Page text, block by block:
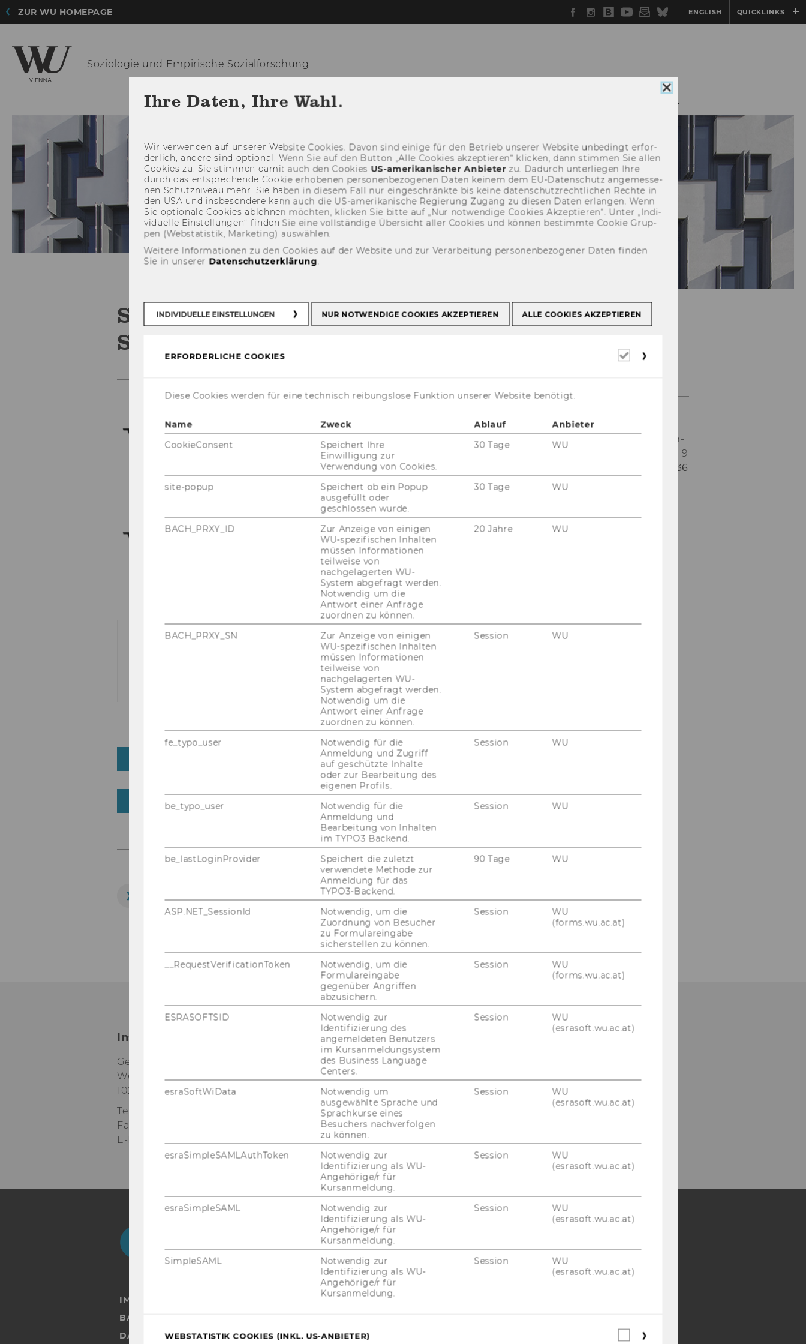
ZUR WU HOMEPAGE Facebook
Instagram
WU
Blog
YouTube
Newsletter
BlueskyENGLISH QUICKLINKS
Soziologie und Empirische Sozialforschung
Soziologie und Empirische
Sozialforschung
Artikel in "Trends in Organized
Crime" veröffentlicht
von Mero­pi Tzane­ta­kis
Illegale Märkte im Darknet:
Drogenerwerb per Mausklick
Mero­pi Tzane­ta­kis im In­ter­view mit FWF
Wis­sen­schafts­ma­ga­zin Sci­log
12. Jänner 2026
Call for Papers
For the 17th Eu­ropean So­cio­lo­gi­cal As­so­cia­
ti­on (ESA) Con­fe­rence
AUS­SCHREI­BUN­GEN
News
WÄHREND DES
Das In­sti­tut ist von Mon­
tag bis Don­ners­tag von 9
+43 1 31336
4762, 4433
Institut für Soziologie und Empirische Sozialforschung
Gebäude D4, 3. Stock
Welthandelsplatz 1
1020
Wien
Tel:
Fax
E-Mail:
NewsletterBluesky
IMPRESSUM
BARRIEREFREIHEITSERKLÄRUNG WEBSEITE
DATENSCHUTZERKLÄRUNG
EQUIS
Cookie
Consent
schließen
Ihre Daten, Ihre Wahl.
Wir ver­wen­den auf un­se­rer Web­site Coo­kies. Davon sind ei­ni­ge für den Be­trieb un­se­rer Web­site un­be­dingt er­for­
der­lich, an­de­re sind op­tio­nal. Wenn Sie auf den But­ton „Alle Coo­kies ak­zep­tie­ren“ kli­cken, dann stim­men Sie allen
Coo­kies zu. Sie stim­men damit auch den Coo­kies US-​amerikanischer An­bie­terzu. Da­durch un­ter­lie­gen Ihre
durch das ent­spre­chen­de Coo­kie er­ho­be­nen per­so­nen­be­zo­ge­nen Daten kei­nem dem EU-​Datenschutz an­ge­mes­se­
nen Schutz­ni­veau mehr. Sie haben in die­sem Fall nur ein­ge­schränk­te bis keine da­ten­schutz­recht­li­chen Rech­te in
den USA und ins­be­son­de­re kann auch die US-​amerikanische Re­gie­rung Zu­gang zu die­sen Daten er­lan­gen. Wenn
Sie op­tio­na­le Coo­kies ab­leh­nen möch­ten, kli­cken Sie bitte auf „Nur not­wen­di­ge Coo­kies Ak­zep­tie­ren“. Unter „In­di­
vi­du­el­le Ein­stel­lun­gen“ fin­den Sie eine voll­stän­di­ge Über­sicht aller Coo­kies und kön­nen be­stimm­te Coo­kie Grup­
pen (Web­sta­tis­tik, Mar­ke­ting) aus­wäh­len.
Weitere Informationen zu den Cookies auf der Website und zur Verarbeitung personenbezogener Daten finden
Sie in unserer Datenschutzerklärung.
INDIVIDUELLE EINSTELLUNGEN NUR NOTWENDIGE COOKIES AKZEPTIEREN ALLE COOKIES AKZEPTIEREN
ERFORDERLICHE COOKIES
Erforderliche
Diese Cookies werden für eine technisch reibungslose Funktion unserer Website benötigt.
Name Zweck Ablauf
Anbieter
CookieConsent
Speichert Ihre
Einwilligung zur
Verwendung von Cookies.
30 Tage WU
site-popup
Speichert ob ein Popup
ausgefüllt oder
geschlossen wurde.
30 Tage WU
BACH_PRXY_ID
Zur Anzeige von einigen
WU-spezifischen Inhalten
müssen Informationen
teilweise von
nachgelagerten WU-
System abgefragt werden.
Notwendig um die
Antwort einer Anfrage
zuordnen zu können.
20 Jahre WU
BACH_PRXY_SN
Zur Anzeige von einigen
WU-spezifischen Inhalten
müssen Informationen
teilweise von
nachgelagerten WU-
System abgefragt werden.
Notwendig um die
Antwort einer Anfrage
zuordnen zu können.
Session WU
fe_typo_user
Notwendig für die
Anmeldung und Zugriff
auf geschützte Inhalte
oder zur Bearbeitung des
eigenen Profils.
Session WU
be_typo_user
Notwendig für die
Anmeldung und
Bearbeitung von Inhalten
im TYPO3 Backend.
Session WU
be_lastLoginProvider
Speichert die zuletzt
verwendete Methode zur
Anmeldung für das
TYPO3-Backend.
90 Tage WU
ASP.NET_SessionId
Notwendig, um die
Zuordnung von Besucher
zu Formulareingabe
sicherstellen zu können.
Session
WU
(forms.wu.ac.at)
__RequestVerificationToken
Notwendig, um die
Formulareingabe
gegenüber Angriffen
abzusichern.
Session
WU
(forms.wu.ac.at)
ESRASOFTSID
Notwendig zur
Identifizierung des
angemeldeten Benutzers
im Kursanmeldungsystem
des Business Language
Centers.
Session
WU
(esrasoft.wu.ac.at)
esraSoftWiData
Notwendig um
ausgewählte Sprache und
Sprachkurse eines
Besuchers nachverfolgen
zu können.
Session
WU
(esrasoft.wu.ac.at)
esraSimpleSAMLAuthToken
Notwendig zur
Identifizierung als WU-
Angehörige/r für
Kursanmeldung.
Session
WU
(esrasoft.wu.ac.at)
esraSimpleSAML
Notwendig zur
Identifizierung als WU-
Angehörige/r für
Kursanmeldung.
Session
WU
(esrasoft.wu.ac.at)
SimpleSAML
Notwendig zur
Identifizierung als WU-
Angehörige/r für
Kursanmeldung.
Session
WU
(esrasoft.wu.ac.at)
WEBSTATISTIK COOKIES (INKL. US-ANBIETER)
Webstatistik